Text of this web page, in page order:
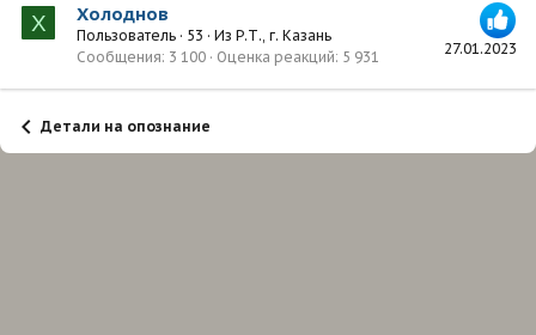
Х
27.01.2023
Холоднов
Пользователь · 53 · Из Р.Т., г. Казань
Сообщения 3 100 Оценка реакций 5 931
Детали на опознание